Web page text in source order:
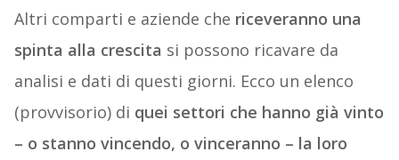
Altri comparti e aziende che riceveranno una
spinta alla crescita si possono ricavare da
analisi e dati di questi giorni. Ecco un elenco
(provvisorio) di quei settori che hanno già vinto
– o stanno vincendo, o vinceranno – la loro